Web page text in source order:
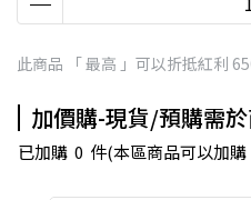
此商品 「 最高 」可以折抵紅利
加價購-現貨/預購需
已加購 0 件(本區商品可以加購